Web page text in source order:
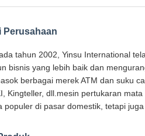
Perusahaan
tahun 2002, Yinsu International
bisnis yang lebih baik dan
berbagai merek ATM dan suku
Kingteller, dll.mesin pertukaran
populer di pasar domestik, tetapi